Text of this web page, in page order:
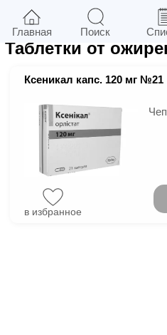
Фильтры
Таблетки от
Ксеникал капс. 120 мг №21
в избранное
Главная Поиск